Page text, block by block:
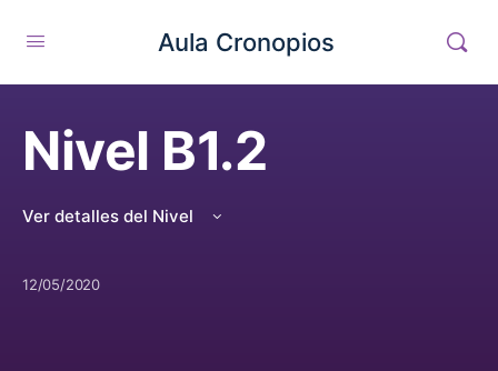
Aula Cronopios
Nivel B1.2
Ver detalles del Nivel
12/05/2020